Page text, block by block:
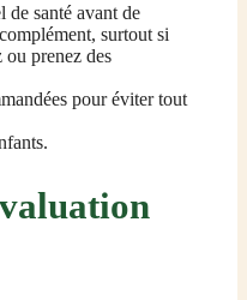
de santé avant de
surtout si
ou prenez des
pour éviter tout